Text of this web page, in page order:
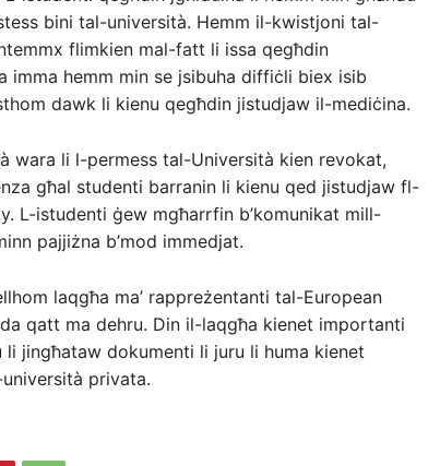
bini tal-università. Hemm il-kwistjoni tal-
flimkien mal-fatt li issa qegħdin
imma hemm min se jsibuha diffiċli biex isib
dawk li kienu qegħdin jistudjaw il-mediċina.
wara li l-permess tal-Università kien revokat,
għal studenti barranin li kienu qed jistudjaw fl-
L-istudenti ġew mgħarrfin b’komunikat mill-
pajjiżna b’mod immedjat.
laqgħa ma’ rappreżentanti tal-European
qatt ma dehru. Din il-laqgħa kienet importanti
jingħataw dokumenti li juru li huma kienet
privata.